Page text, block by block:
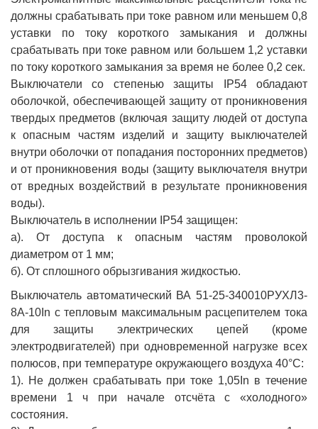
должны срабатывать при токе равном или меньшем 0,8
уставки по току короткого замыкания и должны
срабатывать при токе равном или большем 1,2 уставки
по току короткого замыкания за время не более 0,2 сек.
Выключатели со степенью защиты IP54 обладают
оболочкой, обеспечивающей защиту от проникновения
твердых предметов (включая защиту людей от доступа
к опасным частям изделий и защиту выключателей
внутри оболочки от попадания посторонних предметов)
и от проникновения воды (защиту выключателя внутри
от вредных воздействий в результате проникновения
воды).
Выключатель в исполнении IP54 защищен:
а). От доступа к опасным частям проволокой
диаметром от 1 мм;
б). От сплошного обрызгивания жидкостью.
Выключатель автоматический ВА 51-25-340010РУХЛ3-
8А-10In с тепловым максимальным расцепителем тока
для защиты электрических цепей (кроме
электродвигателей) при одновременной нагрузке всех
полюсов, при температуре окружающего воздуха 40°С:
1). Не должен срабатывать при токе 1,05In в течение
времени 1 ч при начале отсчёта с «холодного»
состояния.